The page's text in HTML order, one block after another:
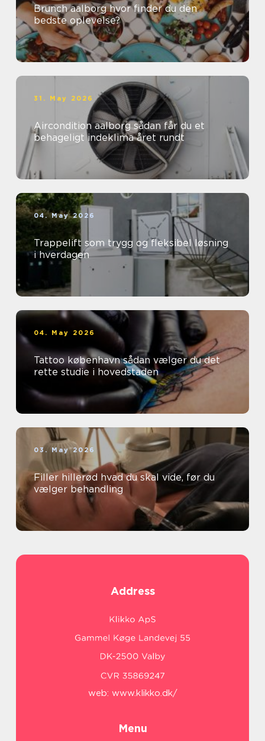
Brunch aalborg hvor finder du den
bedste oplevelse?
31. May 2026
Aircondition aalborg sådan får du et
behageligt indeklima året rundt
04. May 2026
Trappelift som trygg og fleksibel løsning
i hverdagen
04. May 2026
Tattoo københavn sådan vælger du det
rette studie i hovedstaden
03. May 2026
Filler hillerød hvad du skal vide, før du
vælger behandling
Address
web: www.klikko.dk/
Menu